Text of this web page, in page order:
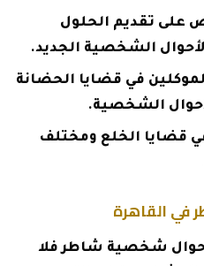
على تقديم الحلول
الشخصية الجديد.
في قضايا الحضانة
الشخصية.
قضايا الخلع ومختلف
القاهرة
شخصية شاطر فلا